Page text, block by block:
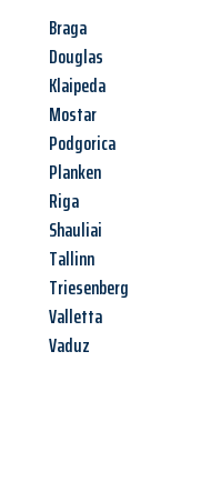
Braga
Douglas
Klaipeda
Mostar
Podgorica
Planken
Riga
Shauliai
Tallinn
Triesenberg
Valletta
Vaduz